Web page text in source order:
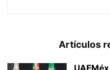
Artículos